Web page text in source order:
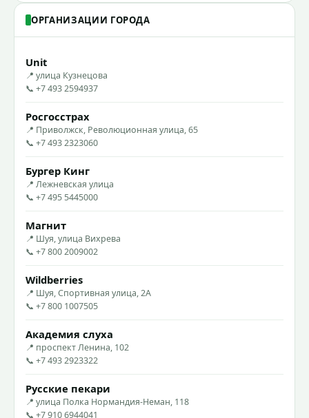
ОРГАНИЗАЦИИ ГОРОДА
Unit
📍 улица Кузнецова
📞 +7 493 2594937
Росгосстрах
📍 Приволжск, Революционная улица, 65
📞 +7 493 2323060
Бургер Кинг
📍 Лежневская улица
📞 +7 495 5445000
Магнит
📍 Шуя, улица Вихрева
📞 +7 800 2009002
Wildberries
📍 Шуя, Спортивная улица, 2А
📞 +7 800 1007505
Академия слуха
📍 проспект Ленина, 102
📞 +7 493 2923322
Русские пекари
📍 улица Полка Нормандия-Неман, 118
📞 +7 910 6944041